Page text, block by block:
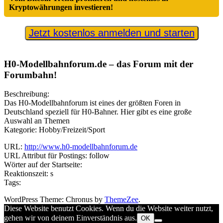
Kryptowährungen investieren!
Jetzt kostenlos anmelden und starten
H0-Modellbahnforum.de – das Forum mit der
Forumbahn!
Beschreibung:
Das H0-Modellbahnforum ist eines der größten Foren in
Deutschland speziell für H0-Bahner. Hier gibt es eine große
Auswahl an Themen
Kategorie: Hobby/Freizeit/Sport
URL: http://www.h0-modellbahnforum.de
URL Attribut für Postings: follow
Wörter auf der Startseite:
Reaktionszeit: s
Tags:
WordPress Theme: Chronus by ThemeZee.
Diese Website benutzt Cookies. Wenn du die Website weiter nutzt,
gehen wir von deinem Einverständnis aus. OK